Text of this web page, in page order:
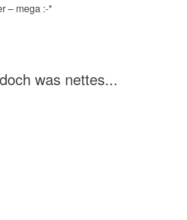
– mega :-*
was nettes...